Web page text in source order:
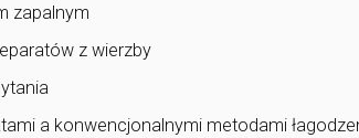
zapalnym
z wierzby
a konwencjonalnymi metodami